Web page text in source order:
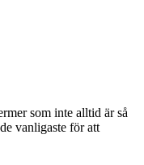
som inte alltid är så
vanligaste för att